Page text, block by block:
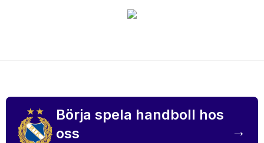
KONTAKT
DOKUMENT
Börja spela handboll hos
oss
→